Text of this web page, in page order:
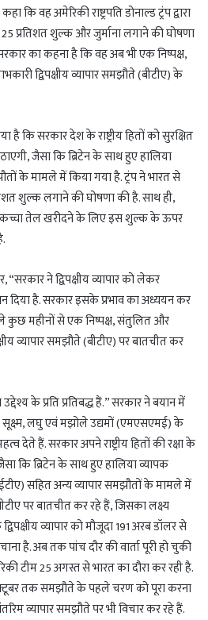
कि वह अमेरिकी राष्ट्रपति डोनाल्ड ट्रंप द्वारा
प्रतिशत शुल्क और जुर्माना लगाने की घोषणा
का कहना है कि वह अब भी एक निष्पक्ष,
द्विपक्षीय व्यापार समझौते (बीटीए) के
कि सरकार देश के राष्ट्रीय हितों को सुरक्षित
जैसा कि ब्रिटेन के साथ हुए हालिया
के मामले में किया गया है. ट्रंप ने भारत से
शुल्क लगाने की घोषणा की है. साथ ही,
तेल खरीदने के लिए इस शुल्क के ऊपर
ने द्विपक्षीय व्यापार को लेकर
दिया है. सरकार इसके प्रभाव का अध्ययन कर
कुछ महीनों से एक निष्पक्ष, संतुलित और
व्यापार समझौते (बीटीए) पर बातचीत कर
के प्रति प्रतिबद्ध हैं.” सरकार ने बयान में
सूक्ष्म, लघु एवं मझोले उद्यमों (एमएसएमई) के
देते हैं. सरकार अपने राष्ट्रीय हितों की रक्षा के
कि ब्रिटेन के साथ हुए हालिया व्यापक
सहित अन्य व्यापार समझौतों के मामले में
पर बातचीत कर रहे हैं, जिसका लक्ष्य
व्यापार को मौजूदा 191 अरब डॉलर से
है. अब तक पांच दौर की वार्ता पूरी हो चुकी
टीम 25 अगस्त से भारत का दौरा कर रही है.
तक समझौते के पहले चरण को पूरा करना
व्यापार समझौते पर भी विचार कर रहे हैं.